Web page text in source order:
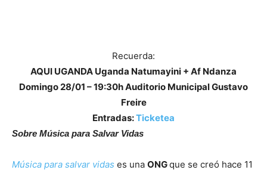
Recuerda:
AQUI UGANDA Uganda Natumayini + Af Ndanza
Domingo 28/01 – 19:30h Auditorio Municipal Gustavo
Freire
Entradas:Ticketea
Sobre Música para Salvar Vidas
Música para salvar vidas es una ONGque se creó hace 11